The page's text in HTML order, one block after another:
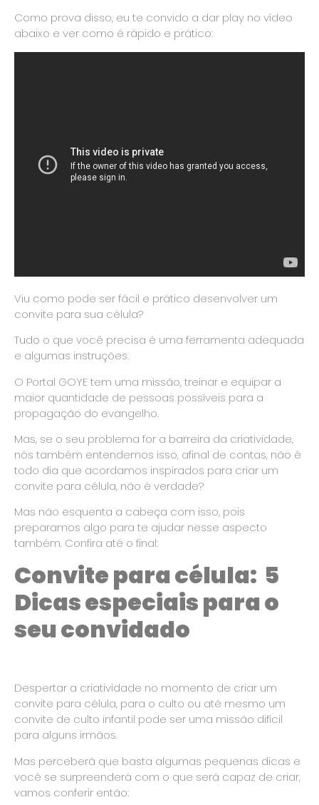
Como prova disso, eu te convido a dar play no vídeo
abaixo e ver como é rápido e prático:
Viu como pode ser fácil e prático desenvolver um
convite para sua célula?
Tudo o que você precisa é uma ferramenta adequada
e algumas instruções.
O Portal GOYE tem uma missão, treinar e equipar a
maior quantidade de pessoas possíveis para a
propagação do evangelho.
Mas, se o seu problema for a barreira da criatividade,
nós também entendemos isso, afinal de contas, não é
todo dia que acordamos inspirados para criar um
convite para célula, não é verdade?
Mas não esquenta a cabeça com isso, pois
preparamos algo para te ajudar nesse aspecto
também. Confira até o final:
Convite para célula: 5
Dicas especiais para o
seu convidado
Despertar a criatividade no momento de criar um
convite para célula, para o culto ou até mesmo um
convite de culto infantil pode ser uma missão difícil
para alguns irmãos.
Mas perceberá que basta algumas pequenas dicas e
você se surpreenderá com o que será capaz de criar,
vamos conferir então: